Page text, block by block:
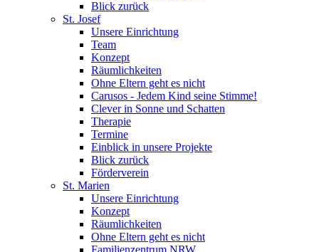
Blick zurück
St. Josef
Unsere Einrichtung
Team
Konzept
Räumlichkeiten
Ohne Eltern geht es nicht
Carusos - Jedem Kind seine Stimme!
Clever in Sonne und Schatten
Therapie
Termine
Einblick in unsere Projekte
Blick zurück
Förderverein
St. Marien
Unsere Einrichtung
Konzept
Räumlichkeiten
Ohne Eltern geht es nicht
Familienzentrum NRW